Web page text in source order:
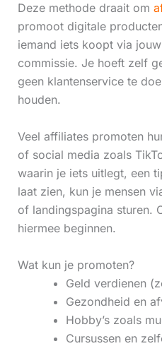
Deze methode draait om
promoot digitale
iemand iets koopt via
commissie. Je hoeft zelf
geen klantenservice te
houden.
Veel affiliates promoten
of social media zoals
waarin je iets uitlegt, een
laat zien, kun je mensen
of landingspagina sturen.
hiermee beginnen.
Wat kun je promoten?
Geld verdienen
Gezondheid en
Hobby’s zoals
Cursussen en